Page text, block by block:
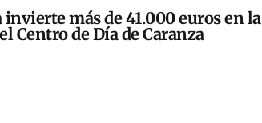
más de 41.000 euros en la
Centro de Día de Caranza